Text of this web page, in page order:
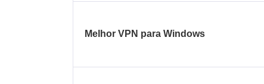
Melhor VPN para Windows